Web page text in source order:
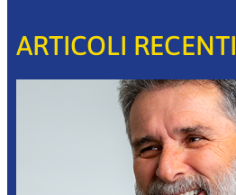
ARTICOLI RECENTI